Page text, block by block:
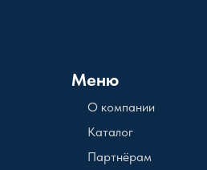
Меню
О компании
Каталог
Партнёрам